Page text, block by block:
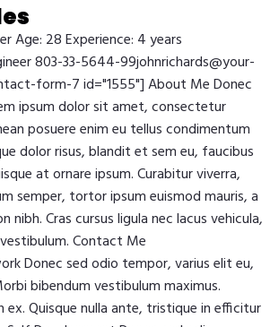
Age: 28 Experience: 4 years
803-33-5644-99johnrichards@your-
form-7 id="1555"] About Me Donec
ipsum dolor sit amet, consectetur
posuere enim eu tellus condimentum
dolor risus, blandit et sem eu, faucibus
at ornare ipsum. Curabitur viverra,
semper, tortor ipsum euismod mauris, a
nibh. Cras cursus ligula nec lacus vehicula,
Contact Me
Donec sed odio tempor, varius elit eu,
bibendum vestibulum maximus.
ex. Quisque nulla ante, tristique in efficitur